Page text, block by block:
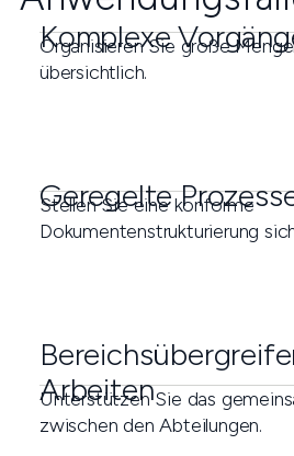
Komplexe
Organisieren Sie große
übersichtlich.
Geregelte
Stellen Sie eine konforme
Dokumentenstrukturierung
Arbeiten
Unterstützen Sie das
zwischen den Abteilungen.